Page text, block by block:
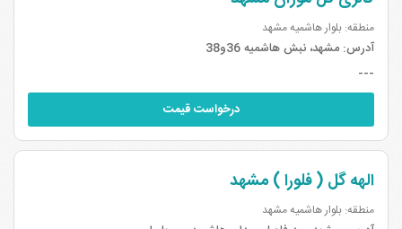
منطقه: بلوار هاشمیه مشهد
آدرس:مشهد، نبش هاشمیه 36و38
---
درخواست قیمت
الهه گل ( فلورا ) مشهد
منطقه: بلوار هاشمیه مشهد